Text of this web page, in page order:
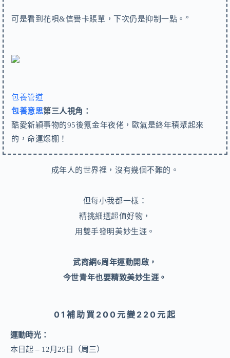
可是看到花唄&信譽卡賬單，下次仍是抑制一點。”
包養管道
包養意思第三人視角：
酷愛新穎事物的95後氪金年夜佬，歐氣是終年積聚起來
的，命運爆棚！
成年人的世界裡， 沒有幾個不難的。
但每小我都一樣：
精挑細選超值好物，
用雙手發明美妙生涯。
武商網6周年運動開啟，
今世青年也要精致美妙生涯。
01 補助買200元變220元起
運動時光：
本日起 – 12月25日（周三）